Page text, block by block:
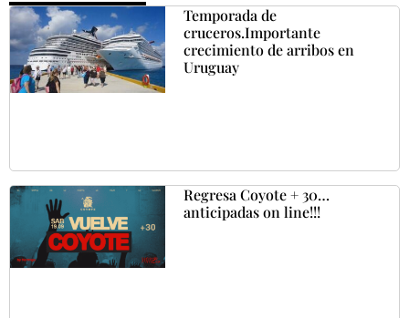
Temporada de
cruceros.Importante
crecimiento de arribos en
Uruguay
Regresa Coyote + 30…
anticipadas on line!!!